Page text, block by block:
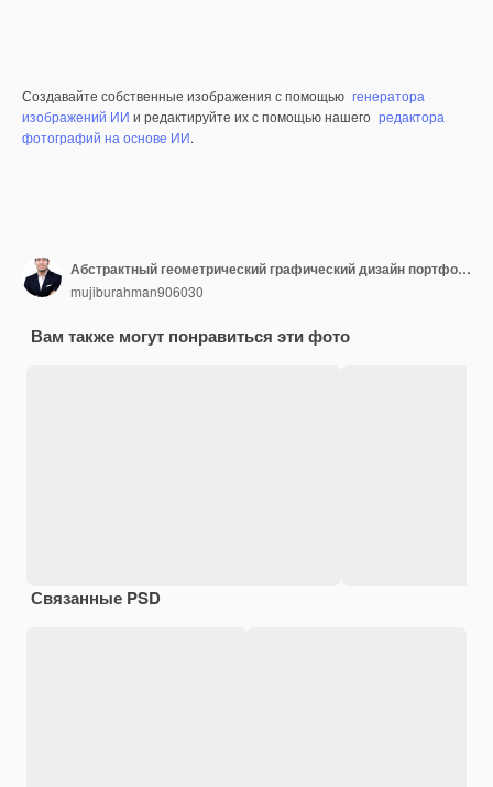
Создавайте собственные изображения с помощью генератора
изображений ИИ и редактируйте их с помощью нашего редактора
фотографий на основе ИИ.
Абстрактный геометрический графический дизайн портфолио типография векторный дизайн
mujiburahman906030
Вам также могут понравиться эти фото
Связанные PSD